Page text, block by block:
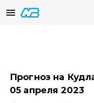
Прогноз на
05 апреля 2023